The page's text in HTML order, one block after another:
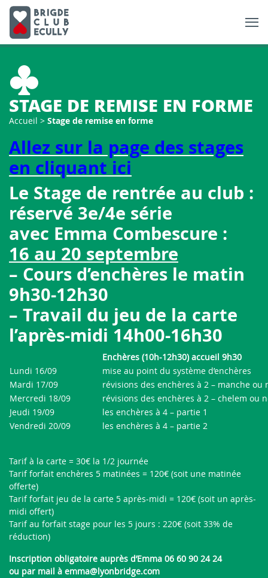
STAGE DE REMISE EN FORME
Accueil > Stage de remise en forme
Allez sur la page des stages
en cliquant ici
Le Stage de rentrée au club :
réservé 3e/4e série
avec Emma Combescure :
16 au 20 septembre
– Cours d’enchères le matin
9h30-12h30
– Travail du jeu de la carte
l’après-midi 14h00-16h30
Enchères (10h-12h30)accueil 9h30
Lundi 16/09
mise au point du système d’enchères
Mardi 17/09
révisions des enchères à 2 – manche ou
Mercredi 18/09
révisions des enchères à 2 – chelem ou
Jeudi 19/09
les enchères à 4 – partie 1
Vendredi 20/09
les enchères à 4 – partie 2
Tarif à la carte = 30€ la 1/2 journée
Tarif forfait enchères 5 matinées = 120€ (soit une matinée
offerte)
Tarif forfait jeu de la carte 5 après-midi = 120€ (soit un après-
midi offert)
Tarif au forfait stage pour les 5 jours : 220€ (soit 33% de
réduction)
Inscription obligatoire auprès d’Emma 06 60 90 24 24
ou par mail à emma@lyonbridge.com